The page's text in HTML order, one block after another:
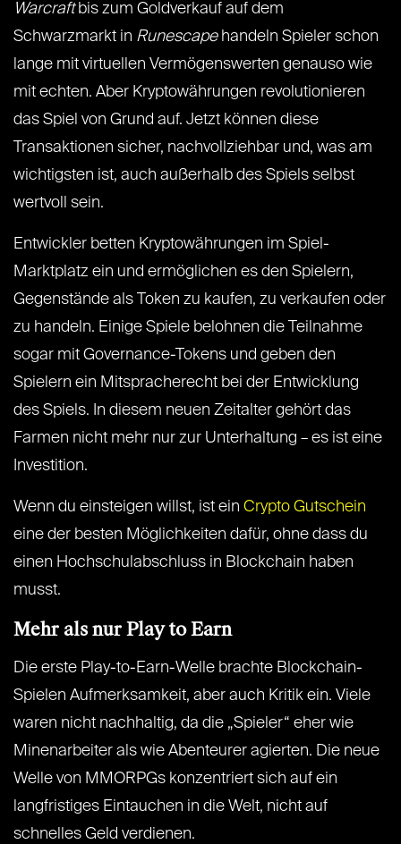
Warcraftbis zum Goldverkauf auf dem
Schwarzmarkt in Runescapehandeln Spieler schon
lange mit virtuellen Vermögenswerten genauso wie
mit echten. Aber Kryptowährungen revolutionieren
das Spiel von Grund auf. Jetzt können diese
Transaktionen sicher, nachvollziehbar und, was am
wichtigsten ist, auch außerhalb des Spiels selbst
wertvoll sein.
Entwickler betten Kryptowährungen im Spiel-
Marktplatz ein und ermöglichen es den Spielern,
Gegenstände als Token zu kaufen, zu verkaufen oder
zu handeln. Einige Spiele belohnen die Teilnahme
sogar mit Governance-Tokens und geben den
Spielern ein Mitspracherecht bei der Entwicklung
des Spiels. In diesem neuen Zeitalter gehört das
Farmen nicht mehr nur zur Unterhaltung – es ist eine
Investition.
Wenn du einsteigen willst, ist ein Crypto Gutschein
eine der besten Möglichkeiten dafür, ohne dass du
einen Hochschulabschluss in Blockchain haben
musst.
Mehr als nur Play to Earn
Die erste Play-to-Earn-Welle brachte Blockchain-
Spielen Aufmerksamkeit, aber auch Kritik ein. Viele
waren nicht nachhaltig, da die „Spieler“ eher wie
Minenarbeiter als wie Abenteurer agierten. Die neue
Welle von MMORPGs konzentriert sich auf ein
langfristiges Eintauchen in die Welt, nicht auf
schnelles Geld verdienen.